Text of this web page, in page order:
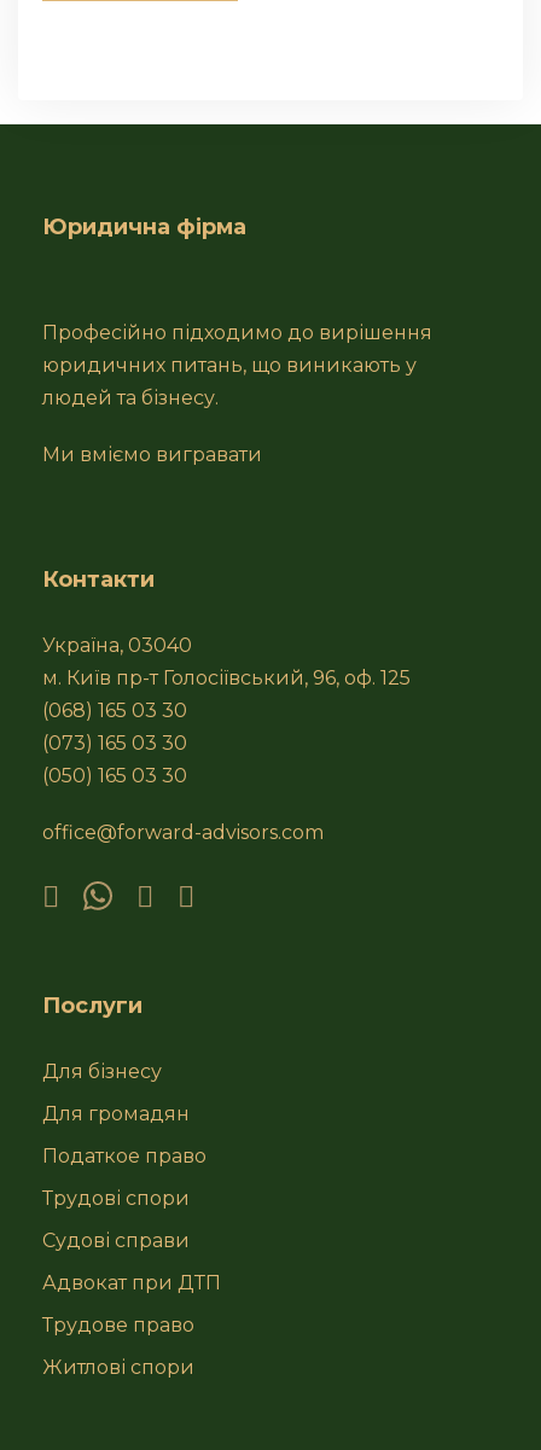
Юридична фірма
Професійно підходимо до вирішення
юридичних питань, що виникають у
людей та бізнесу.
Ми вміємо вигравати
Контакти
Україна, 03040
м. Київ пр-т Голосіївський, 96, оф. 125
(068) 165 03 30
(073) 165 03 30
(050) 165 03 30
office@forward-advisors.com
Послуги
Для бізнесу
Для громадян
Податкое право
Трудові спори
Судові справи
Адвокат при ДТП
Трудове право
Житлові спори